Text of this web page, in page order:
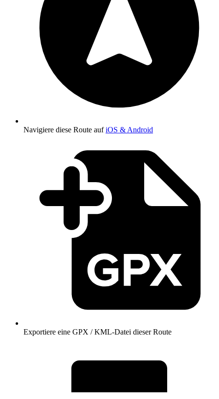
Navigiere diese Route aufiOS & Android
Exportiere eine GPX / KML-Datei dieser Route